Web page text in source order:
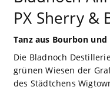
PX Sherry &
Tanz aus Bourbon
Die Bladnoch
grünen Wiesen der
des Städtchens